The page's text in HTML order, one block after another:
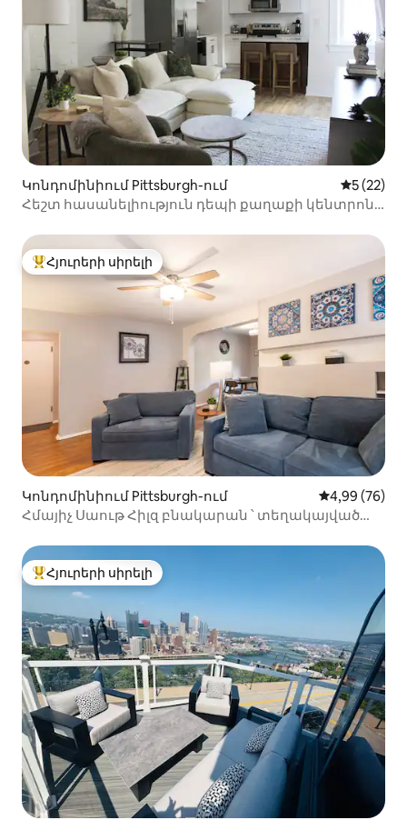
Կոնդոմինիում Pittsburgh-ում Միջին
5 (22)
Հեշտ հասանելիություն դեպի քաղաքի կենտրոն,
Հյուրերի սիրելի լավագույն տները
Հյուրերի սիրելի
Կոնդոմինիում Pittsburgh-ում Միջին
4,99 (76)
Հմայիչ Սաութ Հիլզ բնակարան ՝ տեղակայված
Հյուրերի սիրելի լավագույն տները
Հյուրերի սիրելի